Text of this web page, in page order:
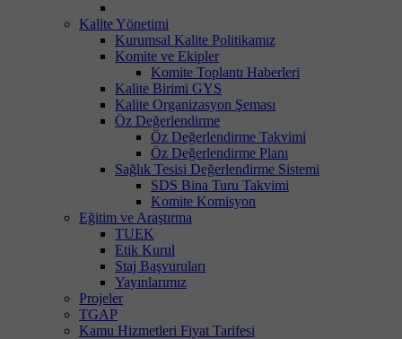
Kalite Yönetimi
Kurumsal Kalite Politikamız
Komite ve Ekipler
Komite Toplantı Haberleri
Kalite Birimi GYS
Kalite Organizasyon Şeması
Öz Değerlendirme
Öz Değerlendirme Takvimi
Öz Değerlendirme Planı
Sağlık Tesisi Değerlendirme Sistemi
SDS Bina Turu Takvimi
Komite Komisyon
Eğitim ve Araştırma
TUEK
Etik Kurul
Staj Başvuruları
Yayınlarımız
Projeler
TGAP
Kamu Hizmetleri Fiyat Tarifesi